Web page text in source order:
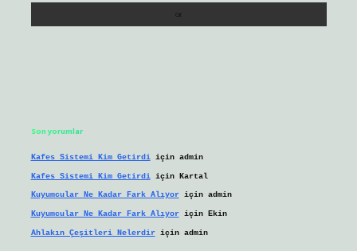
Son yorumlar
Kafes Sistemi Kim Getirdiiçin admin
Kafes Sistemi Kim Getirdiiçin Kartal
Kuyumcular Ne Kadar Fark Alıyoriçin admin
Kuyumcular Ne Kadar Fark Alıyoriçin Ekin
Ahlakın Çeşitleri Nelerdiriçin admin